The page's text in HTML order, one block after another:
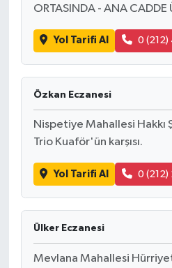
ORTASINDA - ANA CADDE
Yol Tarifi Al 0
Özkan Eczanesi
Nispetiye Mahallesi Hakkı
Trio Kuaför'ün karşısı.
Yol Tarifi Al 0 (212)
Ülker Eczanesi
Mevlana Mahallesi